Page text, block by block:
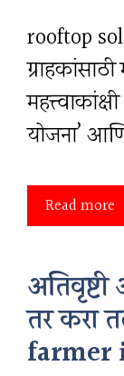
rooftop
योजना’ आणि
Read more
तर करा
farmer